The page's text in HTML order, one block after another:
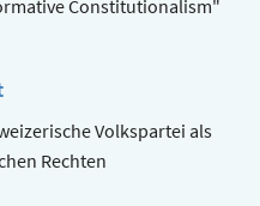
Constitutionalism"
Volkspartei als
Rechten